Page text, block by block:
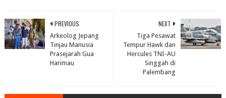
NEXT
Tiga Pesawat
Tempur Hawk dan
Hercules TNI-AU
Singgah di
Palembang
PREVIOUS
Arkeolog Jepang
Tinjau Manusia
Prasejarah Gua
Harimau